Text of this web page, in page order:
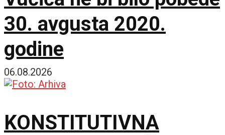
30. avgusta 2020.
godine
06.08.2026
KONSTITUTIVNA